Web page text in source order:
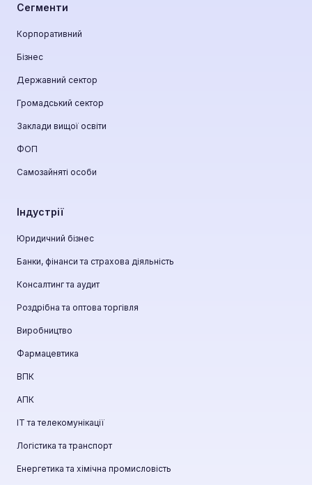
Сегменти
Корпоративний
Бізнес
Державний сектор
Громадський сектор
Заклади вищої освіти
ФОП
Самозайняті особи
Індустрії
Юридичний бізнес
Банки, фінанси та страхова діяльність
Консалтинг та аудит
Роздрібна та оптова торгівля
Виробництво
Фармацевтика
ВПК
АПК
ІТ та телекомунікації
Логістика та транспорт
Енергетика та хімічна промисловість